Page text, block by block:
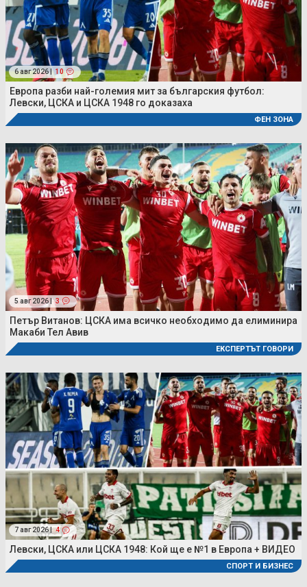
6 авг 2026 | 10
Европа разби най-големия мит за българския футбол:
Левски, ЦСКА и ЦСКА 1948 го доказаха
ФЕН ЗОНА
5 авг 2026 | 3
Петър Витанов: ЦСКА има всичко необходимо да елиминира
Макаби Тел Авив
ЕКСПЕРТЪТ ГОВОРИ
7 авг 2026 | 4
Левски, ЦСКА или ЦСКА 1948: Кой ще е №1 в Европа + ВИДЕО
СПОРТ И БИЗНЕС